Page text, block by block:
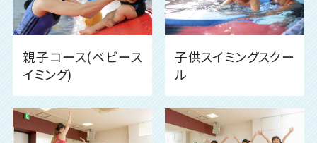
親子コース(ベビース
イミング)
子供スイミングスクー
ル